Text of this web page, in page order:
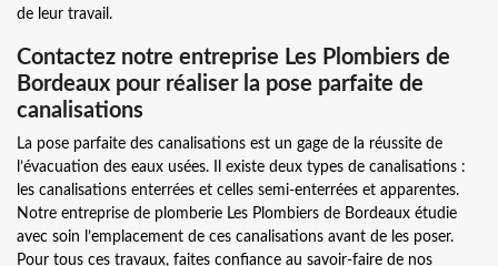
de leur travail.
Contactez notre entreprise Les Plombiers de
Bordeaux pour réaliser la pose parfaite de
canalisations
La pose parfaite des canalisations est un gage de la réussite de
l’évacuation des eaux usées. Il existe deux types de canalisations :
les canalisations enterrées et celles semi-enterrées et apparentes.
Notre entreprise de plomberie Les Plombiers de Bordeaux étudie
avec soin l’emplacement de ces canalisations avant de les poser.
Pour tous ces travaux, faites confiance au savoir-faire de nos